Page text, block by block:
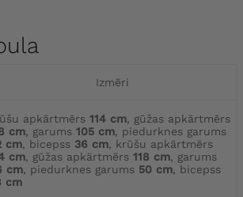
Izmēri
apkārtmērs 114 cm, gūžas apkārtmērs
cm, garums 105 cm, piedurknes garums
cm, bicepss 36 cm, krūšu apkārtmērs
cm, gūžas apkārtmērs 118 cm, garums
cm, piedurknes garums 50 cm, bicepss
cm